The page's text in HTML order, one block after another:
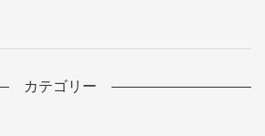
カテゴリー